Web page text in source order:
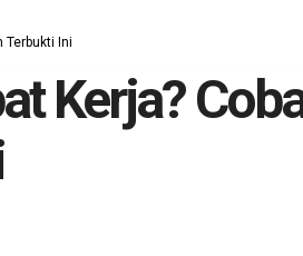
Terbukti Ini
Kerja?